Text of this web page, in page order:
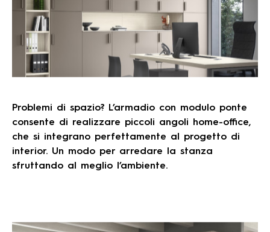
Problemi di spazio? L’armadio con modulo ponte
consente di realizzare piccoli angoli home-office,
che si integrano perfettamente al progetto di
interior. Un modo per arredare la stanza
sfruttando al meglio l’ambiente.